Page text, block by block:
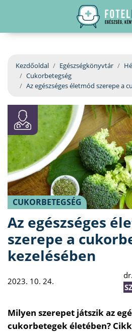
EGÉSZSÉGKÖNYVTÁR
BETEGSÉGKALAUZ
ÜGYELETKERESŐ
ORVOS VÁLASZOL
ORVOSKERESŐ
hirdetés
Kezdőoldal Egészségkönyvtár
Cukorbetegség
Az egészséges életmód szerepe a
CUKORBETEGSÉG
Az egészséges
szerepe a
kezelésében
2023. 10. 24.
Milyen szerepet játszik az
cukorbetegek életében?